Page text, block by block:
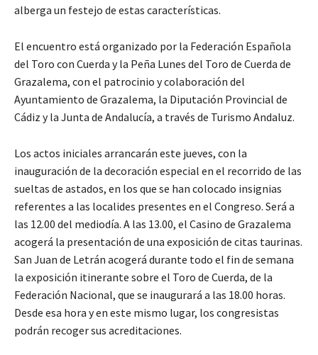
alberga un festejo de estas características.
El encuentro está organizado por la Federación Española
del Toro con Cuerda y la Peña Lunes del Toro de Cuerda de
Grazalema, con el patrocinio y colaboración del
Ayuntamiento de Grazalema, la Diputación Provincial de
Cádiz y la Junta de Andalucía, a través de Turismo Andaluz.
Los actos iniciales arrancarán este jueves, con la
inauguración de la decoración especial en el recorrido de las
sueltas de astados, en los que se han colocado insignias
referentes a las localides presentes en el Congreso. Será a
las 12.00 del mediodía. A las 13.00, el Casino de Grazalema
acogerá la presentación de una exposición de citas taurinas.
San Juan de Letrán acogerá durante todo el fin de semana
la exposición itinerante sobre el Toro de Cuerda, de la
Federación Nacional, que se inaugurará a las 18.00 horas.
Desde esa hora y en este mismo lugar, los congresistas
podrán recoger sus acreditaciones.